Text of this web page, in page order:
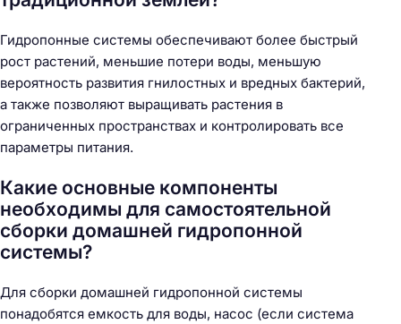
Гидропонные системы обеспечивают более быстрый
рост растений, меньшие потери воды, меньшую
вероятность развития гнилостных и вредных бактерий,
а также позволяют выращивать растения в
ограниченных пространствах и контролировать все
параметры питания.
Какие основные компоненты
необходимы для самостоятельной
сборки домашней гидропонной
системы?
Для сборки домашней гидропонной системы
понадобятся емкость для воды, насос (если система